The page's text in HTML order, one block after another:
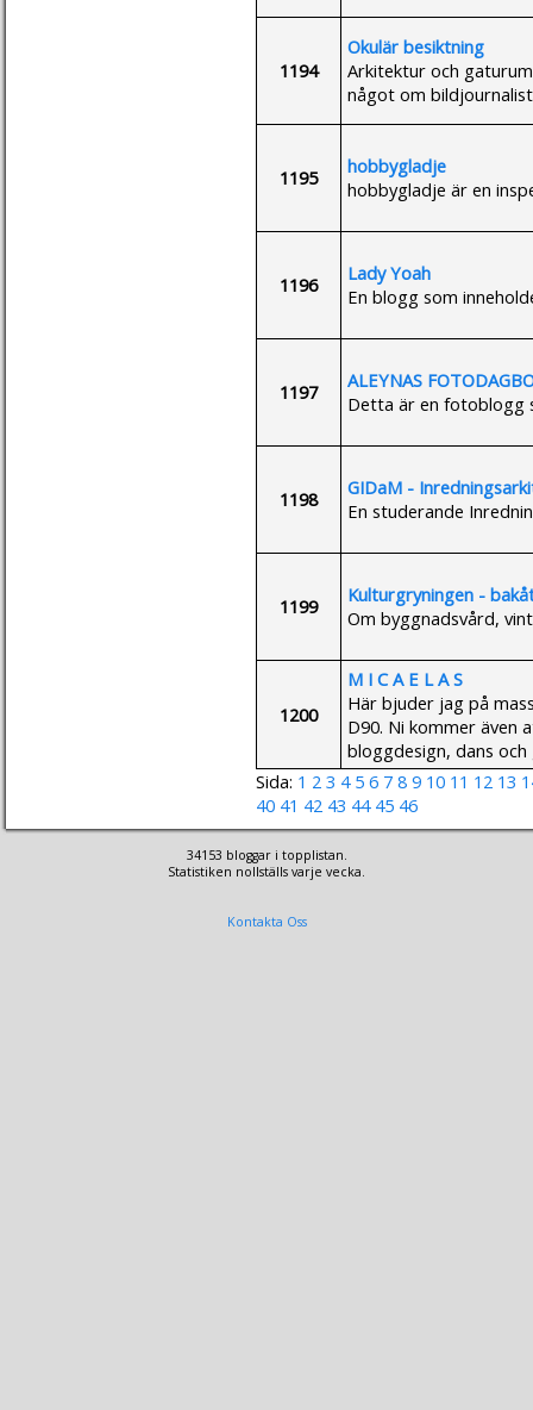
1194
Okulär besiktning
Arkitektur och
något om
1195
hobbygladje
hobbygladje är en
1196
Lady Yoah
En blogg som
1197
ALEYNAS
Detta är en fotoblogg
1198
GIDaM -
En studerande
1199
Kulturgryningen -
Om byggnadsvård,
1200
M I C A E L A S
Här bjuder jag på
D90. Ni kommer även
bloggdesign, dans och
Sida: 1 2 3 4 5 6 7 8 9 10 11 12 13
40 41 42 43 44 45 46
34153 bloggar i topplistan.
Statistiken nollställs varje vecka.
Kontakta Oss